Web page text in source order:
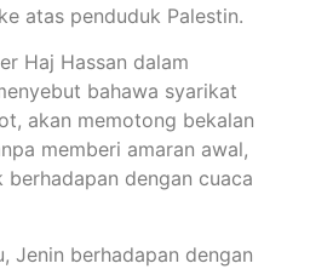
atas penduduk Palestin.
Haj Hassan dalam
bahawa syarikat
akan memotong bekalan
memberi amaran awal,
dengan cuaca
Jenin berhadapan dengan